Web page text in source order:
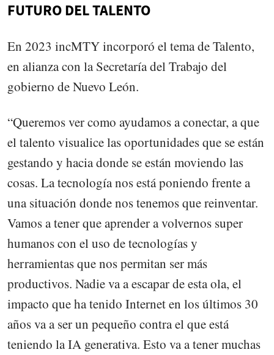
FUTURO DEL TALENTO
En 2023 incMTY incorporó el tema de Talento,
en alianza con la Secretaría del Trabajo del
gobierno de Nuevo León.
“Queremos ver como ayudamos a conectar, a que
el talento visualice las oportunidades que se están
gestando y hacia donde se están moviendo las
cosas. La tecnología nos está poniendo frente a
una situación donde nos tenemos que reinventar.
Vamos a tener que aprender a volvernos super
humanos con el uso de tecnologías y
herramientas que nos permitan ser más
productivos. Nadie va a escapar de esta ola, el
impacto que ha tenido Internet en los últimos 30
años va a ser un pequeño contra el que está
teniendo la IA generativa. Esto va a tener muchas